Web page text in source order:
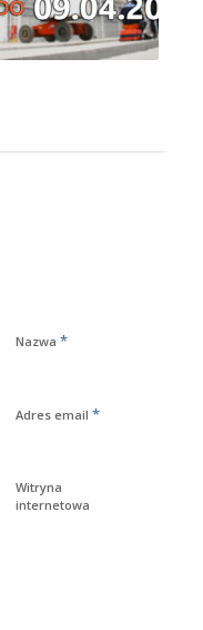
Nazwa *
Adres email *
Witryna
internetowa